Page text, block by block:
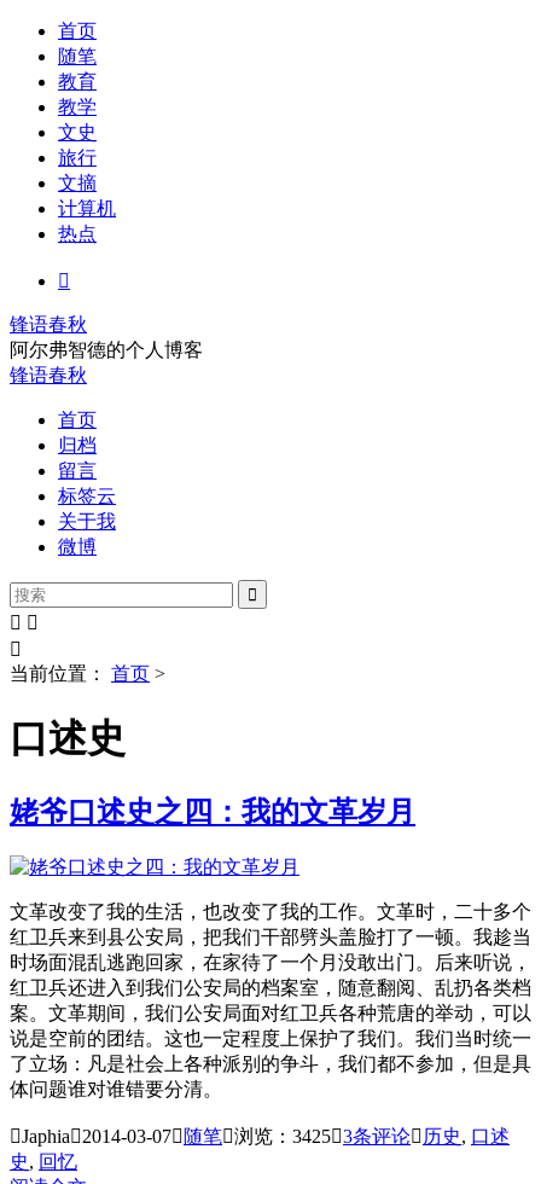
首页
随笔
教育
教学
文史
旅行
文摘
计算机
热点

锋语春秋
阿尔弗智德的个人博客
锋语春秋
首页
归档
留言
标签云
关于我
微博

 

当前位置： 首页 >
口述史
姥爷口述史之四：我的文革岁月
文革改变了我的生活，也改变了我的工作。文革时，二十多个
红卫兵来到县公安局，把我们干部劈头盖脸打了一顿。我趁当
时场面混乱逃跑回家，在家待了一个月没敢出门。后来听说，
红卫兵还进入到我们公安局的档案室，随意翻阅、乱扔各类档
案。文革期间，我们公安局面对红卫兵各种荒唐的举动，可以
说是空前的团结。这也一定程度上保护了我们。我们当时统一
了立场：凡是社会上各种派别的争斗，我们都不参加，但是具
体问题谁对谁错要分清。
Japhia2014-03-07 随笔浏览：34253条评论 历史, 口述
史, 回忆